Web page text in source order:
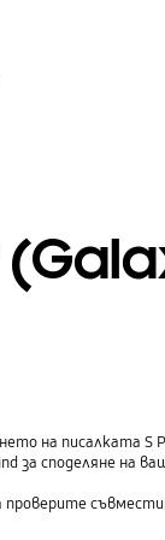
на писалката S
вашето местоположение
проверите